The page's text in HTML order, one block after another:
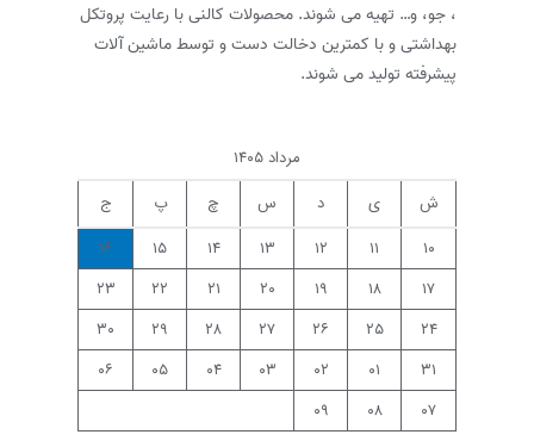
، جو، و… تهیه می شوند. محصولات کالنی با رعایت پروتکل
بهداشتی و با کمترین دخالت دست و توسط ماشین آلات
پیشرفته تولید می شوند.
مرداد ۱۴۰۵
ش
ی د س چ پ
ج
۱۰
۱۱ ۱۲ ۱۳ ۱۴ ۱۵
۱۶
۱۷
۱۸ ۱۹ ۲۰ ۲۱ ۲۲
۲۳
۲۴
۲۵ ۲۶ ۲۷ ۲۸ ۲۹
۳۰
۳۱
۰۱ ۰۲ ۰۳ ۰۴ ۰۵
۰۶
۰۷
۰۸ ۰۹